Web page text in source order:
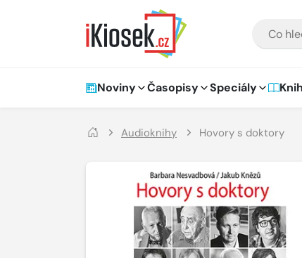
Hlavní navigace
Noviny Časopisy Speciály
Audioknihy Hovory s doktory